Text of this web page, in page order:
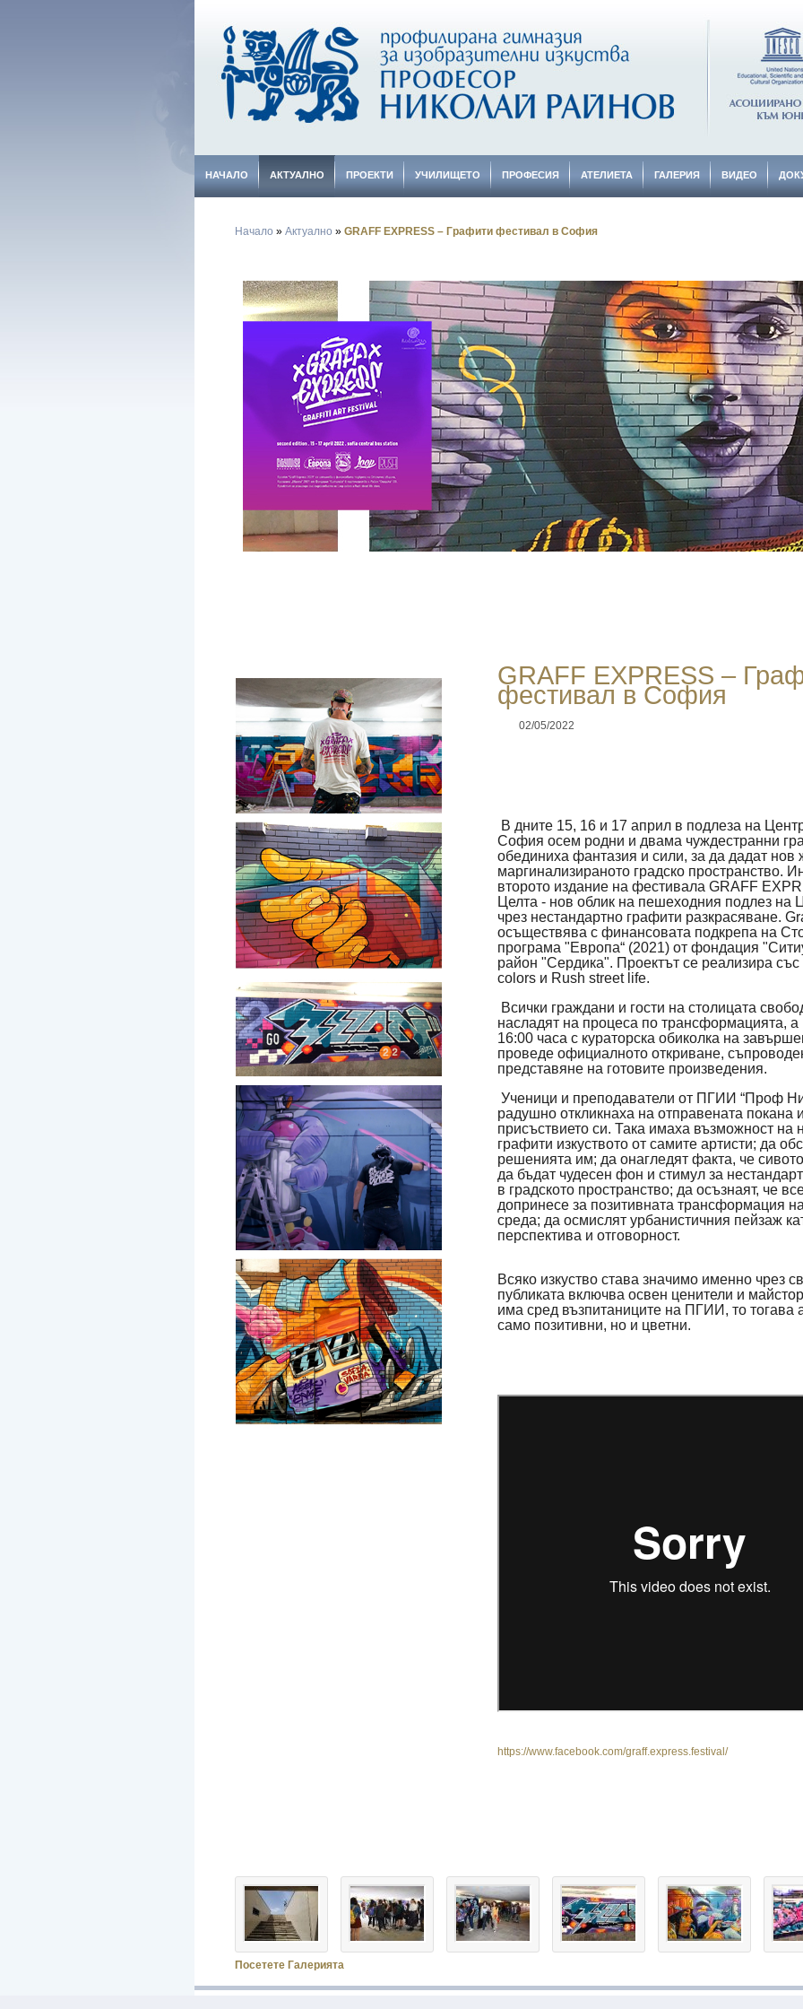
НАЧАЛО АКТУАЛНО ПРОЕКТИ УЧИЛИЩЕТО ПРОФЕСИЯ АТЕЛИЕТА ГАЛЕРИЯ ВИДЕО
Начало » Актуално » GRAFF EXPRESS – Графити фестивал в София
GRAFF EXPRESS –
фестивал в София
02/05/2022
В дните 15, 16 и 17 април в подлеза на
София осем родни и двама чуждестранни
обединиха фантазия и сили, за да дадат нов
маргинализираното градско пространство.
второто издание на фестивала GRAFF
Целта - нов облик на пешеходния подлез на
чрез нестандартно графити разкрасяване.
осъществява с финансовата подкрепа на
програма "Европа“ (2021) от фондация
район "Сердика". Проектът се реализира
colors и Rush street life.
Всички граждани и гости на столицата
насладят на процеса по трансформацията, а
16:00 часа с кураторска обиколка на
проведе официалното откриване,
представяне на готовите произведения.
Ученици и преподаватели от ПГИИ “Проф
радушно откликнаха на отправената покана
присъствието си. Така имаха възможност на
графити изкуството от самите артисти; да
решенията им; да онагледят факта, че
да бъдат чудесен фон и стимул за
в градското пространство; да осъзнаят, че
допринесе за позитивната трансформация
среда; да осмислят урбанистичния пейзаж
перспектива и отговорност.
Всяко изкуство става значимо именно чрез
публиката включва освен ценители и
има сред възпитаниците на ПГИИ, то тогава
само позитивни, но и цветни.
https://www.facebook.com/graff.express.festival/
Посетете Галерията